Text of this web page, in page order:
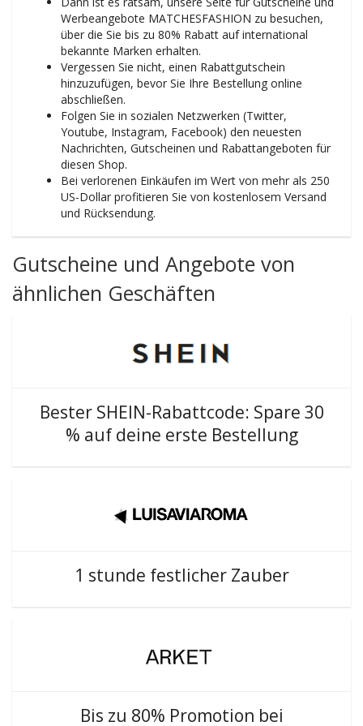
Werbeangebote MATCHESFASHION zu besuchen,
über die Sie bis zu 80% Rabatt auf international
bekannte Marken erhalten.
Vergessen Sie nicht, einen Rabattgutschein
hinzuzufügen, bevor Sie Ihre Bestellung online
abschließen.
Folgen Sie in sozialen Netzwerken (Twitter,
Youtube, Instagram, Facebook) den neuesten
Nachrichten, Gutscheinen und Rabattangeboten für
diesen Shop.
Bei verlorenen Einkäufen im Wert von mehr als 250
US-Dollar profitieren Sie von kostenlosem Versand
und Rücksendung.
Gutscheine und Angebote von
ähnlichen Geschäften
Bester SHEIN-Rabattcode: Spare 30
% auf deine erste Bestellung
1 stunde festlicher Zauber
Bis zu 80% Promotion bei